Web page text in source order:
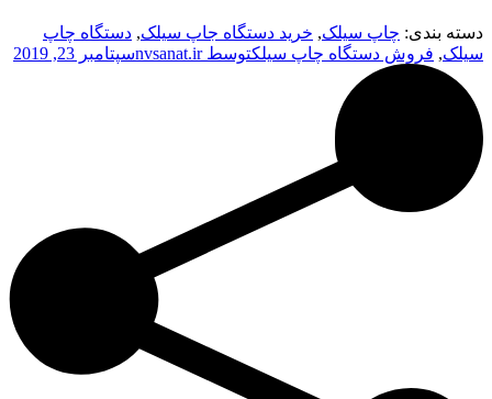
دسته بندی: چاپ سیلک, خرید دستگاه جاپ سیلک, دستگاه چاپ
سیلک, فروش دستگاه چاپ سیلکتوسطnvsanat.irسپتامبر 23, 2019